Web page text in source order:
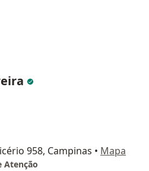
958, Campinas • Mapa
Atenção